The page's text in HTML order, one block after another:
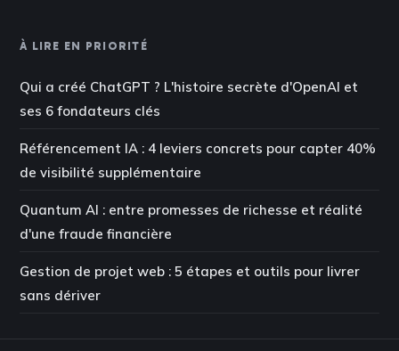
À LIRE EN PRIORITÉ
Qui a créé ChatGPT ? L'histoire secrète d'OpenAI et
ses 6 fondateurs clés
Référencement IA : 4 leviers concrets pour capter 40%
de visibilité supplémentaire
Quantum AI : entre promesses de richesse et réalité
d'une fraude financière
Gestion de projet web : 5 étapes et outils pour livrer
sans dériver